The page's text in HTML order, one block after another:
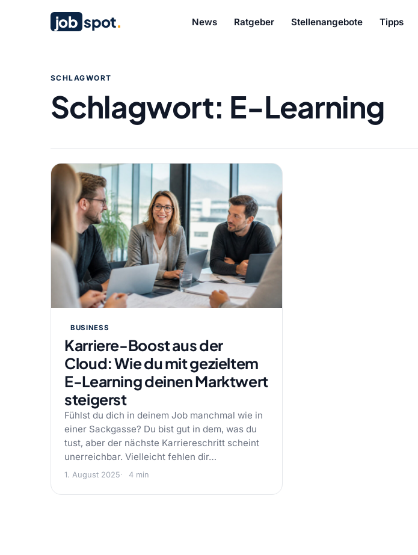
job spot. News Ratgeber Stellenangebote Tipps
SCHLAGWORT
Schlagwort: E-Learning
BUSINESS
Karriere-Boost aus der
Cloud: Wie du mit gezieltem
E-Learning deinen Marktwert
steigerst
Fühlst du dich in deinem Job manchmal wie in
einer Sackgasse? Du bist gut in dem, was du
tust, aber der nächste Karriereschritt scheint
unerreichbar. Vielleicht fehlen dir…
1. August 2025 4 min